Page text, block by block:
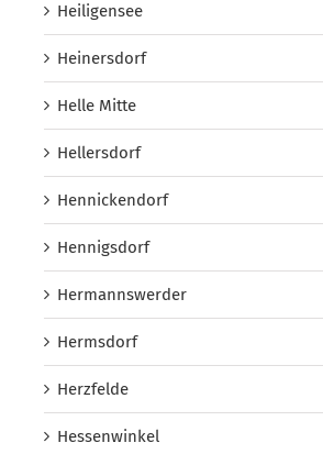
Heiligensee
Heinersdorf
Helle Mitte
Hellersdorf
Hennickendorf
Hennigsdorf
Hermannswerder
Hermsdorf
Herzfelde
Hessenwinkel